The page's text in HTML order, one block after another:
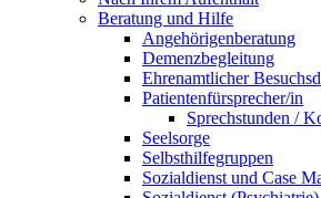
Beratung und Hilfe
Angehörigenberatung
Demenzbegleitung
Ehrenamtlicher
Patientenfürsprecher/in
Sprechstunden /
Seelsorge
Selbsthilfegruppen
Sozialdienst und Case